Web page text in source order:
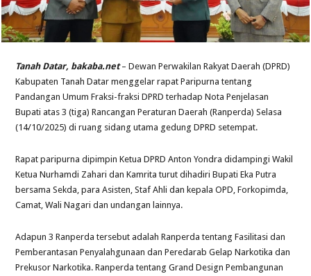
Tanah Datar, bakaba.net– Dewan Perwakilan Rakyat Daerah (DPRD)
Kabupaten Tanah Datar menggelar rapat Paripurna tentang
Pandangan Umum Fraksi-fraksi DPRD terhadap Nota Penjelasan
Bupati atas 3 (tiga) Rancangan Peraturan Daerah (Ranperda) Selasa
(14/10/2025) di ruang sidang utama gedung DPRD setempat.
Rapat paripurna dipimpin Ketua DPRD Anton Yondra didampingi Wakil
Ketua Nurhamdi Zahari dan Kamrita turut dihadiri Bupati Eka Putra
bersama Sekda, para Asisten, Staf Ahli dan kepala OPD, Forkopimda,
Camat, Wali Nagari dan undangan lainnya.
Adapun 3 Ranperda tersebut adalah Ranperda tentang Fasilitasi dan
Pemberantasan Penyalahgunaan dan Peredarab Gelap Narkotika dan
Prekusor Narkotika. Ranperda tentang Grand Design Pembangunan